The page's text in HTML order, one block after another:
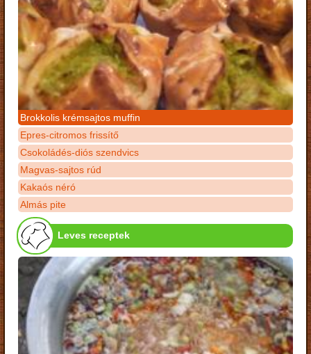
Brokkolis krémsajtos muffin
Epres-citromos frissítő
Csokoládés-diós szendvics
Magvas-sajtos rúd
Kakaós néró
Almás pite
Leves receptek